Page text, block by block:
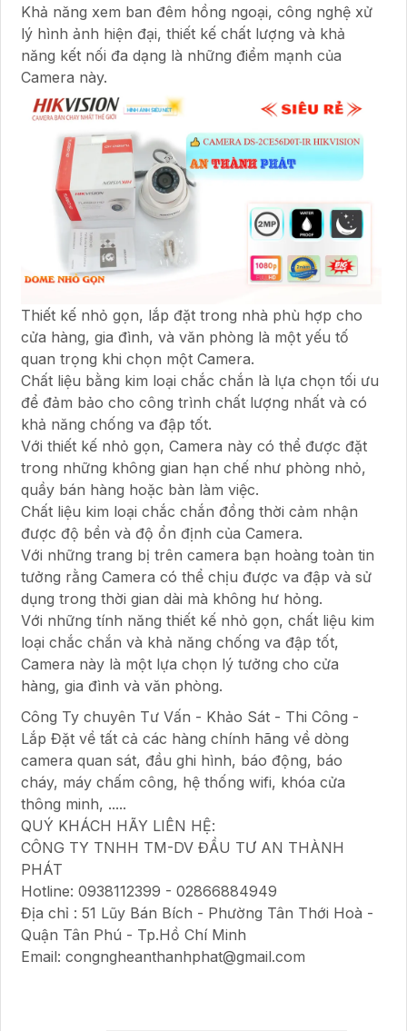
Khả năng xem ban đêm hồng ngoại, công nghệ xử
lý hình ảnh hiện đại, thiết kế chất lượng và khả
năng kết nối đa dạng là những điểm mạnh của
Camera này.
Thiết kế nhỏ gọn, lắp đặt trong nhà phù hợp cho
cửa hàng, gia đình, và văn phòng là một yếu tố
quan trọng khi chọn một Camera.
Chất liệu bằng kim loại chắc chắn là lựa chọn tối ưu
để đảm bảo cho công trình chất lượng nhất và có
khả năng chống va đập tốt.
Với thiết kế nhỏ gọn, Camera này có thể được đặt
trong những không gian hạn chế như phòng nhỏ,
quầy bán hàng hoặc bàn làm việc.
Chất liệu kim loại chắc chắn đồng thời cảm nhận
được độ bền và độ ổn định của Camera.
Với những trang bị trên camera bạn hoàng toàn tin
tưởng rằng Camera có thể chịu được va đập và sử
dụng trong thời gian dài mà không hư hỏng.
Với những tính năng thiết kế nhỏ gọn, chất liệu kim
loại chắc chắn và khả năng chống va đập tốt,
Camera này là một lựa chọn lý tưởng cho cửa
hàng, gia đình và văn phòng.
Công Ty chuyên Tư Vấn - Khảo Sát - Thi Công -
Lắp Đặt về tất cả các hàng chính hãng về dòng
camera quan sát, đầu ghi hình, báo động, báo
cháy, máy chấm công, hệ thống wifi, khóa cửa
thông minh, .....
QUÝ KHÁCH HÃY LIÊN HỆ:
CÔNG TY TNHH TM-DV ĐẦU TƯ AN THÀNH
PHÁT
Hotline: 0938112399 - 02866884949
Địa chỉ : 51 Lũy Bán Bích - Phường Tân Thới Hoà -
Quận Tân Phú - Tp.Hồ Chí Minh
Email: congngheanthanhphat@gmail.com